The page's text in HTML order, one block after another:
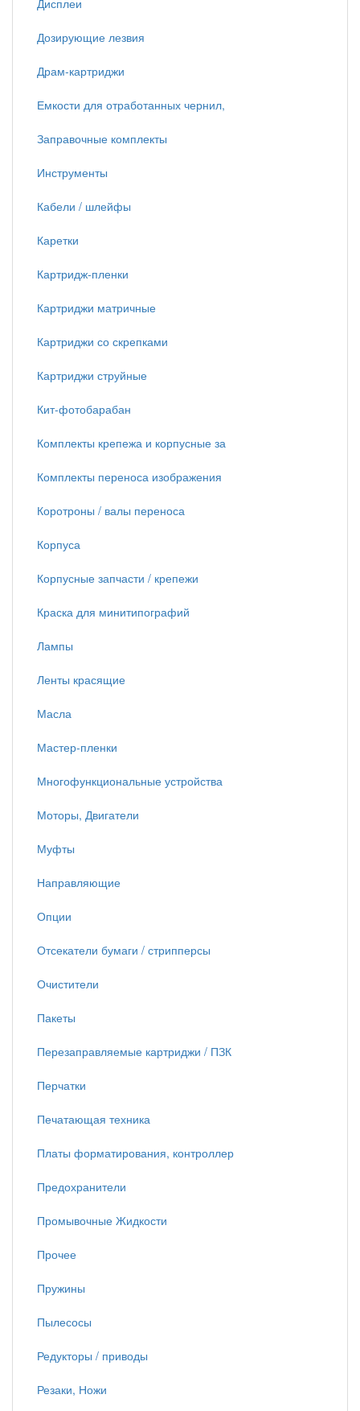
Дисплеи
Дозирующие лезвия
Драм-картриджи
Емкости для отработанных чернил,
Заправочные комплекты
Инструменты
Кабели / шлейфы
Каретки
Картридж-пленки
Картриджи матричные
Картриджи со скрепками
Картриджи струйные
Кит-фотобарабан
Комплекты крепежа и корпусные за
Комплекты переноса изображения
Коротроны / валы переноса
Корпуса
Корпусные запчасти / крепежи
Краска для минитипографий
Лампы
Ленты красящие
Масла
Мастер-пленки
Многофункциональные устройства
Моторы, Двигатели
Муфты
Направляющие
Опции
Отсекатели бумаги / стрипперсы
Очистители
Пакеты
Перезаправляемые картриджи / ПЗК
Перчатки
Печатающая техника
Платы форматирования, контроллер
Предохранители
Промывочные Жидкости
Прочее
Пружины
Пылесосы
Редукторы / приводы
Резаки, Ножи